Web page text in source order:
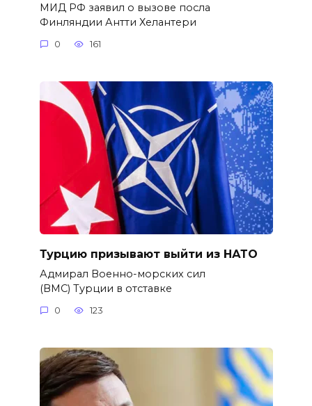
МИД РФ заявил о вызове посла
Финляндии Антти Хелантери
0 161
Турцию призывают выйти из НАТО
Адмирал Военно-морских сил
(ВМС) Турции в отставке
0 123